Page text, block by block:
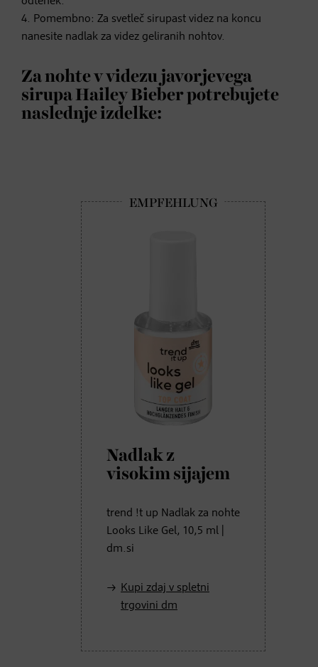
4. Pomembno: Za svetleč sirupast videz na koncu
nanesite nadlak za videz geliranih nohtov.
Za nohte v videzu javorjevega
sirupa Hailey Bieber potrebujete
naslednje izdelke:
Nadlak z
visokim sijajem
trend !t up Nadlak za nohte
Looks Like Gel, 10,5 ml |
dm.si
Kupi zdaj v spletni
trgovini dm